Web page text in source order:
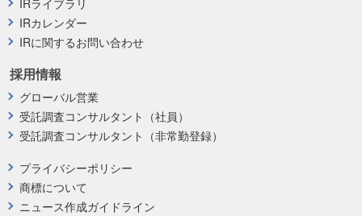
プライバシーポリシー
商標について
ニュース作成ガイドライン
採用情報
グローバル営業
受託調査コンサルタント（社員）
受託調査コンサルタント（非常勤登録）
IRライブラリ
IRカレンダー
IRに関するお問い合わせ